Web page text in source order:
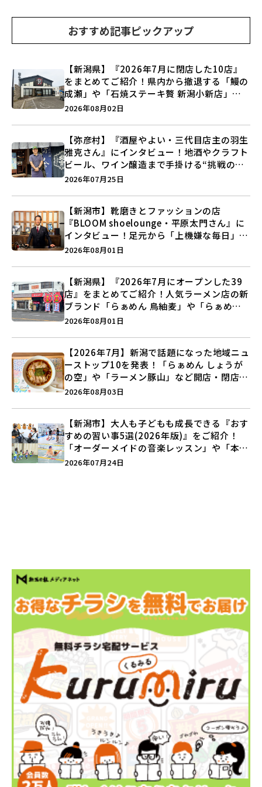
おすすめ記事ピックアップ
【新潟県】『2026年7月に閉店した10店』
をまとめてご紹介！県内から撤退する「鰻の
成瀬」や「石焼ステーキ贅 新潟小新店」が
営業に幕…。
2026年08月02日
【弥彦村】『酒屋やよい・三代目店主の羽生
雅克さん』にインタビュー！地酒やクラフト
ビール、ワイン醸造まで手掛ける“挑戦の歴
史”に迫る♪
2026年07月25日
【新潟市】靴磨きとファッションの店
『BLOOM shoelounge・平原太門さん』に
インタビュー！足元から「上機嫌な毎日」を
つくる装いの提案とは？
2026年08月01日
【新潟県】『2026年7月にオープンした39
店』をまとめてご紹介！人気ラーメン店の新
ブランド「らぁめん 鳥紬麦」や「らぁめん
しょうがの空」など盛りだくさん♪
2026年08月01日
【2026年7月】新潟で話題になった地域ニュ
ーストップ10を発表！「らぁめん しょうが
の空」や「ラーメン豚山」など開店・閉店の
注目記事をランキングでご紹介♪
2026年08月03日
【新潟市】大人も子どもも成長できる『おす
すめの習い事5選(2026年版)』をご紹介！
「オーダーメイドの音楽レッスン」や「本格
キックボクシング」で新しい自分を見つけよ
2026年07月24日